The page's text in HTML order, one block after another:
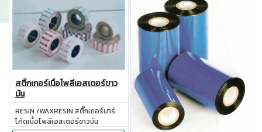
สติ๊กเกอร์เนื้อโพลีเอสเตอร์ขาว
มัน
RESIN /WAXRESIN สติ๊กเกอร์บาร์
โค้ดเนื้อโพลีเอสเตอร์ขาวมัน